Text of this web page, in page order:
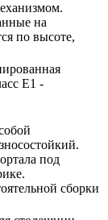
на
по высоте,
E1 -
под
сборки